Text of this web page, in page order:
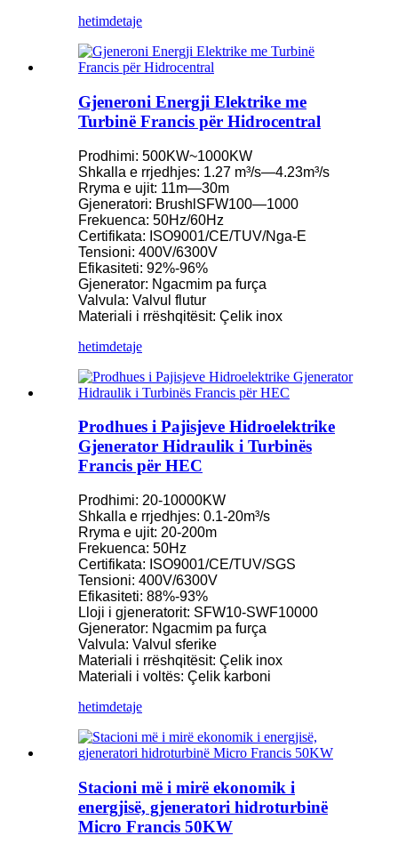
hetimdetaje
Gjeneroni Energji Elektrike me
Turbinë Francis për Hidrocentral
Prodhimi: 500KW~1000KW
Shkalla e rrjedhjes: 1.27 m³/s—4.23m³/s
Rryma e ujit: 11m—30m
Gjeneratori: BrushlSFW100—1000
Frekuenca: 50Hz/60Hz
Certifikata: ISO9001/CE/TUV/Nga-E
Tensioni: 400V/6300V
Efikasiteti: 92%-96%
Gjenerator: Ngacmim pa furça
Valvula: Valvul flutur
Materiali i rrëshqitësit: Çelik inox
hetimdetaje
Prodhues i Pajisjeve Hidroelektrike
Gjenerator Hidraulik i Turbinës
Francis për HEC
Prodhimi: 20-10000KW
Shkalla e rrjedhjes: 0.1-20m³/s
Rryma e ujit: 20-200m
Frekuenca: 50Hz
Certifikata: ISO9001/CE/TUV/SGS
Tensioni: 400V/6300V
Efikasiteti: 88%-93%
Lloji i gjeneratorit: SFW10-SWF10000
Gjenerator: Ngacmim pa furça
Valvula: Valvul sferike
Materiali i rrëshqitësit: Çelik inox
Materiali i voltës: Çelik karboni
hetimdetaje
Stacioni më i mirë ekonomik i
energjisë, gjeneratori hidroturbinë
Micro Francis 50KW